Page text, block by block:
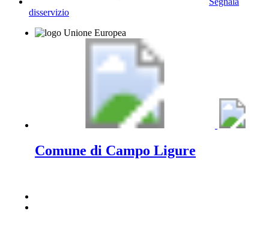
disservizio
Comune di Campo Ligure